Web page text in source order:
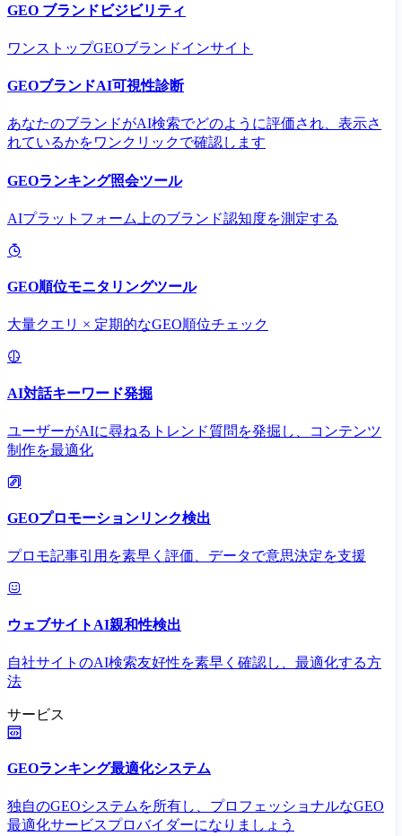
GEO ブランドビジビリティ
ワンストップGEOブランドインサイト
GEOブランドAI可視性診断
あなたのブランドがAI検索でどのように評価され、表示さ
れているかをワンクリックで確認します
GEOランキング照会ツール
AIプラットフォーム上のブランド認知度を測定する
GEO順位モニタリングツール
大量クエリ × 定期的なGEO順位チェック
AI対話キーワード発掘
ユーザーがAIに尋ねるトレンド質問を発掘し、コンテンツ
制作を最適化
GEOプロモーションリンク検出
プロモ記事引用を素早く評価、データで意思決定を支援
ウェブサイトAI親和性検出
自社サイトのAI検索友好性を素早く確認し、最適化する方
法
サービス
GEOランキング最適化システム
独自のGEOシステムを所有し、プロフェッショナルなGEO
最適化サービスプロバイダーになりましょう